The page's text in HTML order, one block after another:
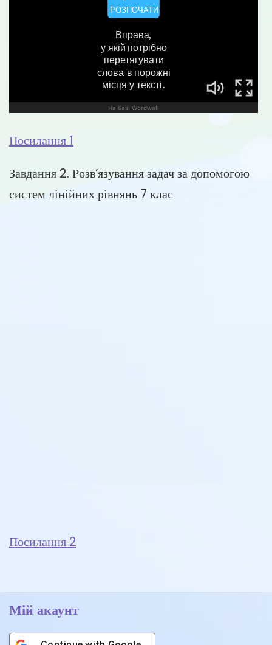
Посилання 1
Завдання 2. Розв’язування задач за допомогою
систем лінійних рівнянь 7 клас
Посилання 2
Мій акаунт